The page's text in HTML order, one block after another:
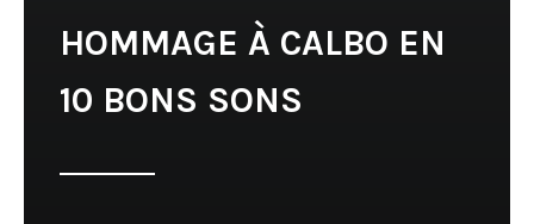
HOMMAGE À CALBO EN
10 BONS SONS